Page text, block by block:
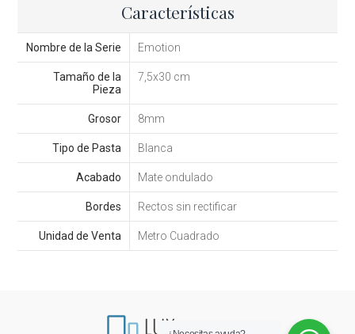
Características
Nombre de la Serie Emotion
Tamaño de la
Pieza
7,5x30 cm
Grosor 8mm
Tipo de Pasta Blanca
Acabado Mate ondulado
Bordes Rectos sin rectificar
Unidad de Venta Metro Cuadrado